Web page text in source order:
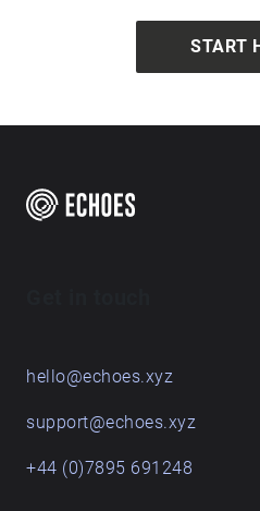
wydarzeń społecznych. Festiwal Sztuki Nad Rzeką to
idealne wydarzenie dla
trendów w sztuce w
budowaniem poczucia
START
hello@echoes.xyz
support@echoes.xyz
+44 (0)7895 691248